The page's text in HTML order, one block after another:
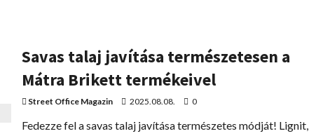
Savas talaj javítása természetesen a
Mátra Brikett termékeivel
Street Office Magazin 2025.08.08. 0
Fedezze fel a savas talaj javítása természetes módját! Lignit,